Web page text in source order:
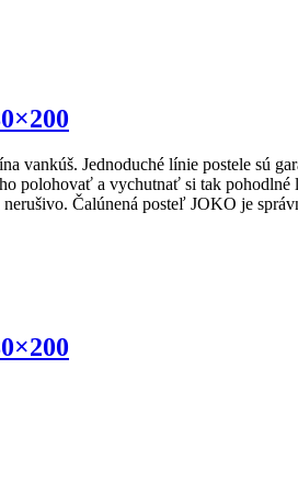
vankúš. Jednoduché línie postele sú
polohovať a vychutnať si tak
Čalúnená posteľ JOKO je